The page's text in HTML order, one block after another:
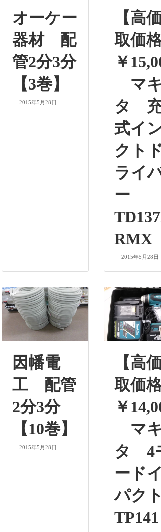
オーケー
器材 配
管2分3分
【3巻】
2015年5月28日
【高
取価格
￥
マ
タ
式イ
クト
ライ
ー
RMX
2015年5月28日
因幡電
工 配管
2分3分
【10巻】
2015年5月28日
【高
取価格
￥
マ
タ 4
ード
パク
TP141